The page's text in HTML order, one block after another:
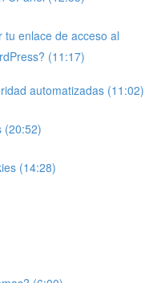
tu enlace de acceso al
(11:17)
automatizadas (11:02)
(20:52)
(14:28)